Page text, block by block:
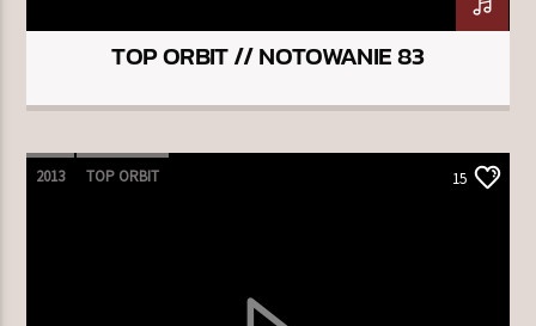
TOP ORBIT // NOTOWANIE 83
2013 TOP ORBIT 15